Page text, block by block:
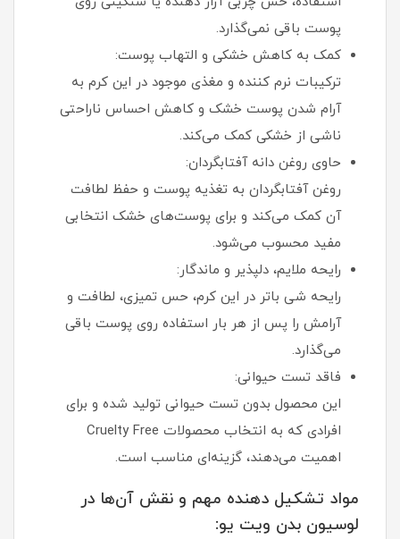
پوست باقی نمی‌گذارد.
کمک به کاهش خشکی و التهاب پوست:
ترکیبات نرم‌ کننده و مغذی موجود در این کرم به
آرام شدن پوست خشک و کاهش احساس ناراحتی
ناشی از خشکی کمک می‌کند.
حاوی روغن دانه آفتابگردان:
روغن آفتابگردان به تغذیه پوست و حفظ لطافت
آن کمک می‌کند و برای پوست‌های خشک انتخابی
مفید محسوب می‌شود.
رایحه ملایم، دلپذیر و ماندگار:
رایحه شی باتر در این کرم، حس تمیزی، لطافت و
آرامش را پس از هر بار استفاده روی پوست باقی
می‌گذارد.
فاقد تست حیوانی:
این محصول بدون تست حیوانی تولید شده و برای
افرادی که به انتخاب محصولات Cruelty Free
اهمیت می‌دهند، گزینه‌ای مناسب است.
مواد تشکیل‌ دهنده مهم و نقش آن‌ها در
لوسیون بدن ویت یو: